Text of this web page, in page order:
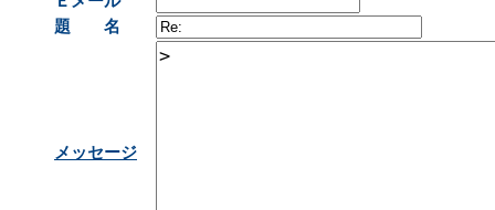
題 名
メッセージ